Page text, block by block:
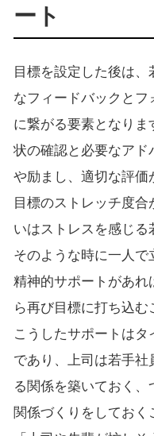
ート
目標を設定した後は
なフィードバックと
に繋がる要素となり
状の確認と必要なアド
や励まし、適切な評価
目標のストレッチ度
いはストレスを感じる
そのような時に一人で
精神的サポートがあれ
ら再び目標に打ち込む
こうしたサポートは
であり、上司は若手社
る関係を築いておく
関係づくりをしておく